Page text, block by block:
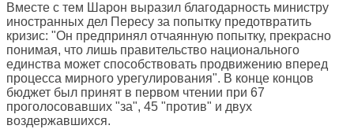
Вместе с тем Шарон выразил благодарность министру
иностранных дел Пересу за попытку предотвратить
кризис: "Он предпринял отчаянную попытку, прекрасно
понимая, что лишь правительство национального
единства может способствовать продвижению вперед
процесса мирного урегулирования". В конце концов
бюджет был принят в первом чтении при 67
проголосовавших "за", 45 "против" и двух
воздержавшихся.